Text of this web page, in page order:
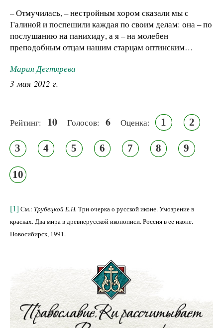
– Отмучилась, – нестройным хором сказали мы с
Галиной и поспешили каждая по своим делам: она – по
послушанию на панихиду, а я – на молебен
преподобным отцам нашим старцам оптинским…
Мария Дегтярева
3 мая 2012 г.
Рейтинг: 10 Голосов: 6 Оценка: 1 2
3 4 5 6 7 8 9
10
[1] См.: Трубецкой Е.Н. Три очерка о русской иконе. Умозрение в
красках. Два мира в древнерусской иконописи. Россия в ее иконе.
Новосибирск, 1991.